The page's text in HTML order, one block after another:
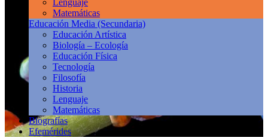
Lenguaje
Matemáticas
Educación Media (Secundaria)
Educación Artística
Biología – Ecología
Educación Física
Tecnología
Filosofía
Historia
Lenguaje
Matemáticas
Biografías
Efemérides